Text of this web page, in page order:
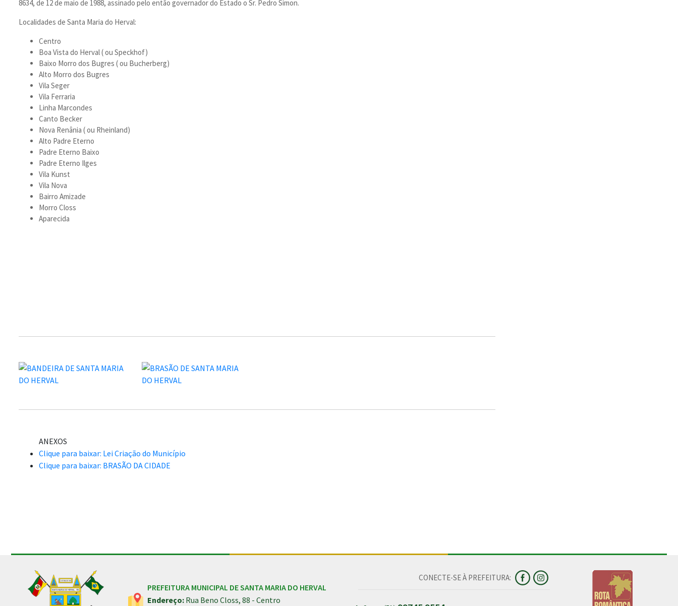
8634, de 12 de maio de 1988, assinado pelo então governador do Estado o Sr. Pedro Simon.
​Localidades de Santa Maria do Herval:
Centro
Boa Vista do Herval ( ou Speckhof)
Baixo Morro dos Bugres ( ou Bucherberg)
Alto Morro dos Bugres
Vila Seger
Vila Ferraria
Linha Marcondes
Canto Becker
Nova Renânia ( ou Rheinland)
Alto Padre Eterno
Padre Eterno Baixo
Padre Eterno Ilges
Vila Kunst
Vila Nova
Bairro Amizade
Morro Closs
Aparecida
ANEXOS
Clique para baixar: Lei Criação do Município
Clique para baixar: BRASÃO DA CIDADE
PREFEITURA MUNICIPAL DE SANTA MARIA DO HERVAL
Endereço: Rua Beno Closs, 88 - Centro
CONECTE-SE À PREFEITURA: